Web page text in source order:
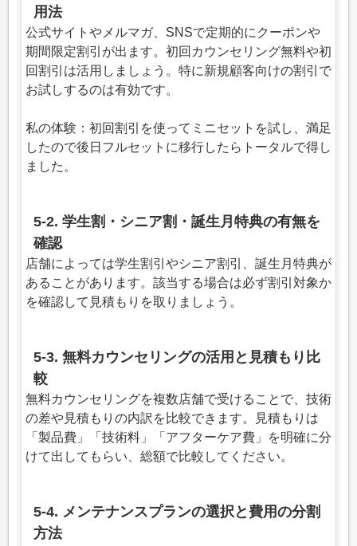
用法
公式サイトやメルマガ、SNSで定期的にクーポンや
期間限定割引が出ます。初回カウンセリング無料や初
回割引は活用しましょう。特に新規顧客向けの割引で
お試しするのは有効です。
私の体験：初回割引を使ってミニセットを試し、満足
したので後日フルセットに移行したらトータルで得し
ました。
5-2. 学生割・シニア割・誕生月特典の有無を
確認
店舗によっては学生割引やシニア割引、誕生月特典が
あることがあります。該当する場合は必ず割引対象か
を確認して見積もりを取りましょう。
5-3. 無料カウンセリングの活用と見積もり比
較
無料カウンセリングを複数店舗で受けることで、技術
の差や見積もりの内訳を比較できます。見積もりは
「製品費」「技術料」「アフターケア費」を明確に分
けて出してもらい、総額で比較してください。
5-4. メンテナンスプランの選択と費用の分割
方法